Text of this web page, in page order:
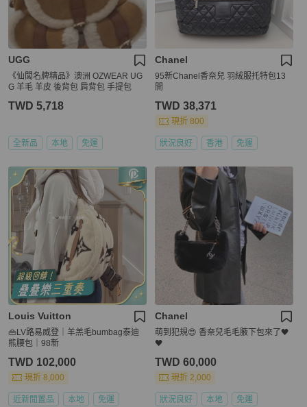
UGG
《仙闆名牌精品》澳洲 OZWEAR UG
G 羊毛 羊皮 後背包 肩背包 手提包
TWD 5,718
全新品 本地 免運
Chanel
95新Chanel香奈兒 羽絨服托特包13
開
TWD 38,371
現折 800
狀況良好 香港 免運
Louis Vuitton
👜LV路易威登｜羊羔毛bumbag泰迪
熊腰包｜98新
TWD 102,000
現折 8,000
近新閒置品 本地 免運
Chanel
萌到犯規😍 香奈兒毛毛腋下包來了🖤
🖤
TWD 60,000
現折 2,000
狀況良好 本地 免運